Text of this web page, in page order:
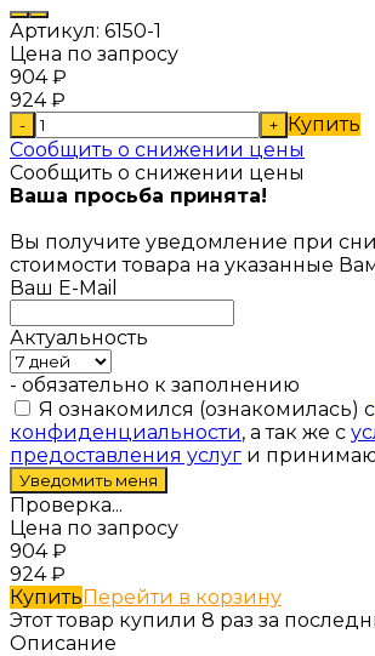
Артикул: 6150-1
Цена по запросу
904₽
924₽
- + Купить
Сообщить о снижении цены
Сообщить о снижении цены
Ваша просьба принята!
Вы получите уведомление при
стоимости товара на указанные
Ваш E-Mail
Актуальность
- обязательно к заполнению
Я ознакомился (ознакомилась) с
конфиденциальности, а так же с
предоставления услуг и
Проверка...
Цена по запросу
904₽
924₽
КупитьПерейти в корзину
Этот товар купили 8 раз за
Описание